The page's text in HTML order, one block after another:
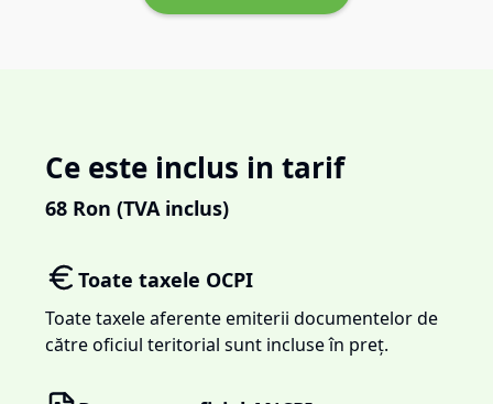
Ce este inclus in tarif
68 Ron (TVA inclus)
Toate taxele OCPI
Toate taxele aferente emiterii documentelor de
către oficiul teritorial sunt incluse în preț.